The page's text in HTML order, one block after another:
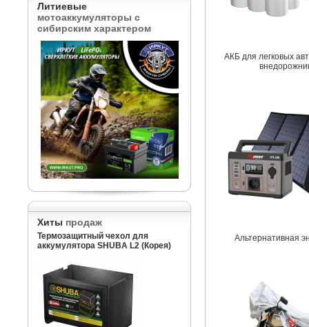
Литиевые
мотоаккумуляторы с
сибирским характером
Хиты продаж
Термозащитный чехол для
аккумулятора SHUBA L2 (Корея)
АКБ для легковых
Альтернативная